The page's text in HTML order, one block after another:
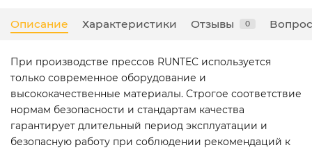
Описание Характеристики Отзывы 0
При производстве прессов RUNTEC используется
только современное оборудование и
высококачественные материалы. Строгое соответствие
нормам безопасности и стандартам качества
гарантирует длительный период эксплуатации и
безопасную работу при соблюдении рекомендаций к